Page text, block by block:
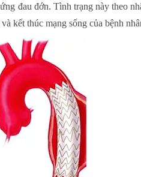
đau đớn. Tình trạng này theo
kết thúc mạng sống của bệnh